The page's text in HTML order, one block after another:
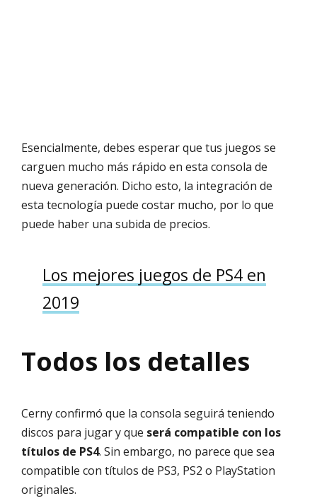
Esencialmente, debes esperar que tus juegos se
carguen mucho más rápido en esta consola de
nueva generación. Dicho esto, la integración de
esta tecnología puede costar mucho, por lo que
puede haber una subida de precios.
Los mejores juegos de PS4 en
2019
Todos los detalles
Cerny confirmó que la consola seguirá teniendo
discos para jugar y que será compatible con los
títulos de PS4. Sin embargo, no parece que sea
compatible con títulos de PS3, PS2 o PlayStation
originales.